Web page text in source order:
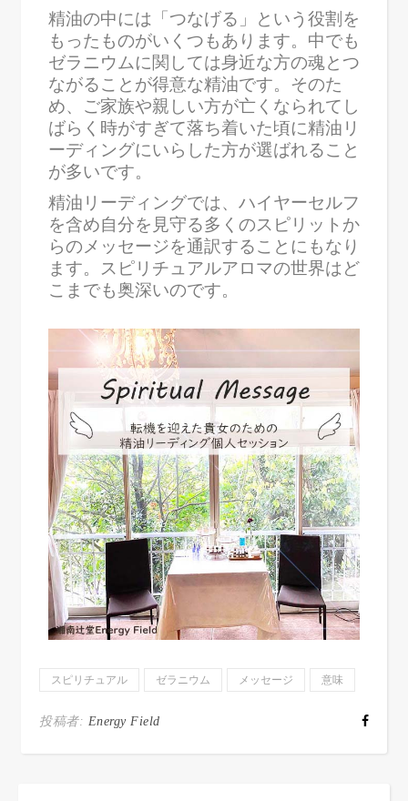
精油の中には「つなげる」という役割を
もったものがいくつもあります。中でも
ゼラニウムに関しては身近な方の魂とつ
ながることが得意な精油です。そのた
め、ご家族や親しい方が亡くなられてし
ばらく時がすぎて落ち着いた頃に精油リ
ーディングにいらした方が選ばれること
が多いです。
精油リーディングでは、ハイヤーセルフ
を含め自分を見守る多くのスピリットか
らのメッセージを通訳することにもなり
ます。スピリチュアルアロマの世界はど
こまでも奥深いのです。
スピリチュアル ゼラニウム メッセージ 意味
投稿者: Energy Field